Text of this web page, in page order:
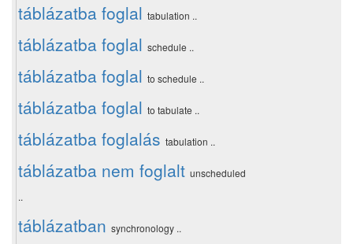
táblázatba foglal tabulation ..
táblázatba foglal schedule ..
táblázatba foglal to schedule ..
táblázatba foglal to tabulate ..
táblázatba foglalás tabulation ..
táblázatba nem foglalt unscheduled
..
táblázatban synchronology ..